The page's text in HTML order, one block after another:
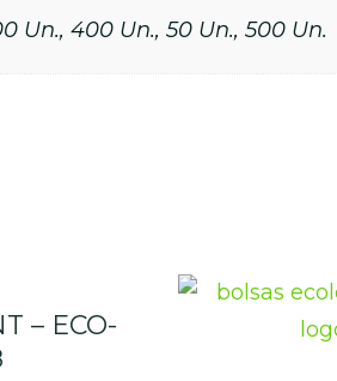
Un., 400 Un., 50 Un., 500 Un.
– ECO-